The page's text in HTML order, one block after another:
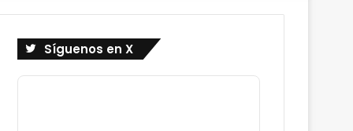
por
Síguenos en X